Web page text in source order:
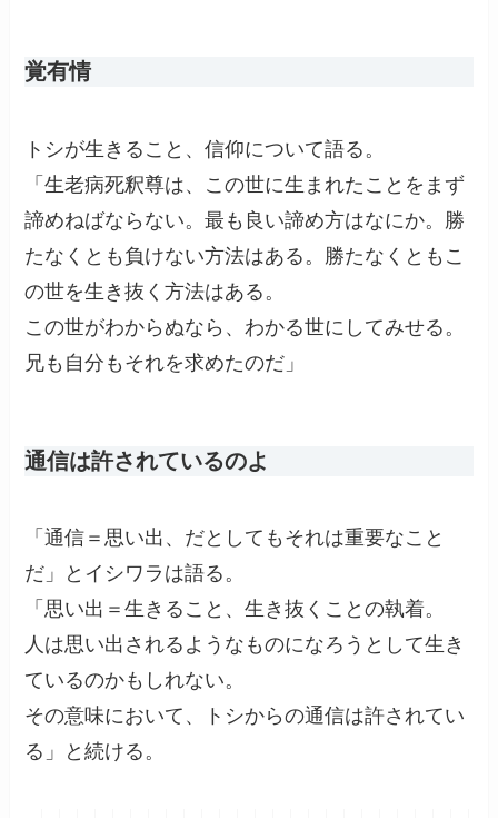
覚有情
トシが生きること、信仰について語る。
「生老病死釈尊は、この世に生まれたことをまず
諦めねばならない。最も良い諦め方はなにか。勝
たなくとも負けない方法はある。勝たなくともこ
の世を生き抜く方法はある。
この世がわからぬなら、わかる世にしてみせる。
兄も自分もそれを求めたのだ」
通信は許されているのよ
「通信＝思い出、だとしてもそれは重要なこと
だ」とイシワラは語る。
「思い出＝生きること、生き抜くことの執着。
人は思い出されるようなものになろうとして生き
ているのかもしれない。
その意味において、トシからの通信は許されてい
る」と続ける。